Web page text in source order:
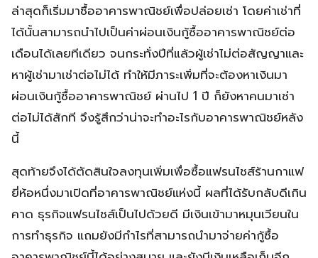
ล่าสุดก็เริ่มมาซื้ออาคารพาณิชย์เพื่อปล่อยเช่า โดยค่าเช่าที่
ได้นั้นสามารถนำไปเป็นค่าผ่อนเงินกู้ซื้ออาคารพาณิชย์ต่อ
เดือนได้เลยทีเดียว จนกระทั่งปีที่แล้วผู้เช่าไม่ต่อสัญญาและ
หาผู้เช่ามาเช่าต่อไม่ได้ ทำให้มีภาระเพิ่มที่จะต้องหาเงินมา
ผ่อนเงินกู้ซื้ออาคารพาณิชย์ ผ่านไป 1 ปี ก็ยังหาคนมาเช่า
ต่อไม่ได้สักที จึงรู้สึกว่าน่าจะทำอะไรกับอาคารพาณิชย์หลัง
นี้
สุดท้ายจึงได้ตัดสินใจลงทุนเพิ่มเพื่อซื้อแฟรนไชส์ร้านกาแฟ
ยี่ห้อหนึ่งมาเปิดที่อาคารพาณิชย์แห่งนี้ ผลที่ได้รับกลับดีเกิน
คาด ธุรกิจแฟรนไชส์เป็นไปด้วยดี มีเงินเข้ามาหมุนเวียนใน
การทำธุรกิจ แถมยังมีกำไรที่สามารถนำมาจ่ายค่ากู้ซื้อ